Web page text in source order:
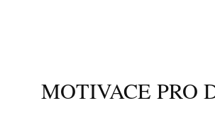
MOTIVACE PRO